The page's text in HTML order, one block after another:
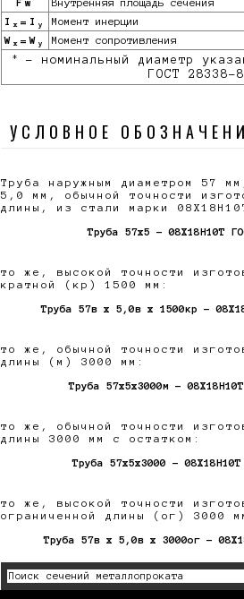
I x =I y Момент инерции
W x =W y Момент сопротивления
*
- номинальный диаметр
ГОСТ 28338-
УСЛОВНОЕ
Труба наружным диаметром 57
5,0 мм, обычной точности
длины, из стали марки
Труба 57х5 - 08Х18Н10Т
то же, высокой точности
кратной (кр) 1500 мм:
Труба 57в х 5,0в х 1500кр -
то же, обычной точности
длины (м) 3000 мм:
Труба 57х5х3000м -
то же, обычной точности
длины 3000 мм с остатком:
Труба 57х5х3000 -
то же, высокой точности
ограниченной длины (ог) 3000
Труба 57в х 5,0в х 3000ог -